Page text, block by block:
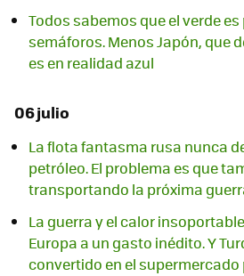
Todos sabemos que el verde
semáforos. Menos Japón, que
es en realidad azul
06 julio
La flota fantasma rusa nunca
petróleo. El problema es que
transportando la próxima
La guerra y el calor
Europa a un gasto inédito. Y
convertido en el supermercado